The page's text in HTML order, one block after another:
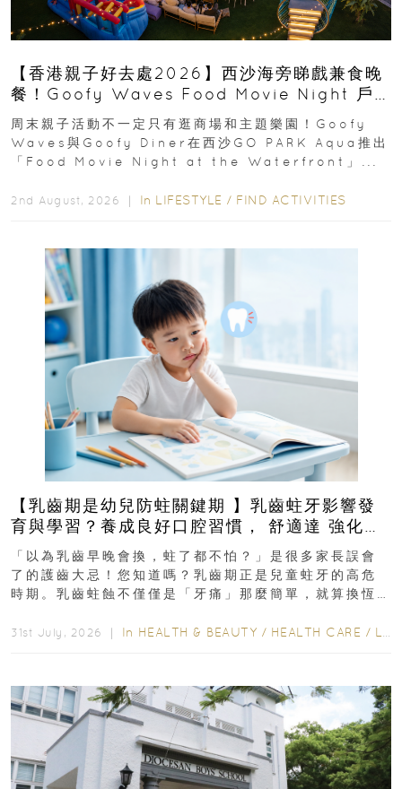
【香港親子好去處2026】西沙海旁睇戲兼食晚
餐！Goofy Waves Food Movie Night 戶
外影院逢週末登場
周末親子活動不一定只有逛商場和主題樂園！Goofy
Waves與Goofy Diner在西沙GO PARK Aqua推出
「Food Movie Night at the Waterfront」...
2nd August, 2026 ｜ In LIFESTYLE / FIND ACTIVITIES
【乳齒期是幼兒防蛀關鍵期 】乳齒蛀牙影響發
育與學習？養成良好口腔習慣， 舒適達 強化琺
瑯質 兒童牙膏防護指南
「以為乳齒早晚會換，蛀了都不怕？」是很多家長誤會
了的護齒大忌！您知道嗎？乳齒期正是兒童蛀牙的高危
時期。乳齒蛀蝕不僅僅是「牙痛」那麼簡單，就算換恆
31st July, 2026 ｜ In HEALTH & BEAUTY / HEALTH CARE / LIFESTYLE